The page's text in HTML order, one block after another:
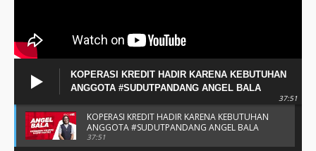
KOPERASI KREDIT HADIR KARENA KEBUTUHAN
ANGGOTA #SUDUTPANDANG ANGEL BALA
37:51
KOPERASI KREDIT HADIR KARENA KEBUTUHAN
ANGGOTA #SUDUTPANDANG ANGEL BALA
37:51